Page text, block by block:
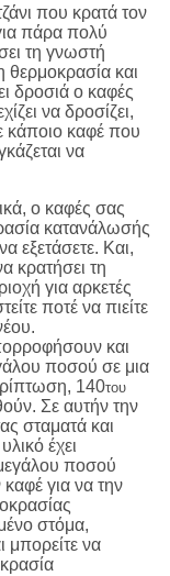
που κρατά τον
πάρα πολύ
τη γνωστή
θερμοκρασία και
δροσιά ο καφές
να δροσίζει,
κάποιο καφέ που
να
ο καφές σας
κατανάλωσής
εξετάσετε. Και,
κρατήσει τη
για αρκετές
ποτέ να πιείτε
και
ποσού σε μια
140του
Σε αυτήν την
σταματά και
έχει
ποσού
για να την
στόμα,
μπορείτε να